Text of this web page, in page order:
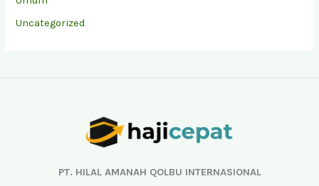
Uncategorized
PT. HILAL AMANAH QOLBU INTERNASIONAL
Instagram
YouTube
TikTok